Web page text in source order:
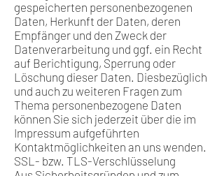
gespeicherten personenbezogenen
Daten, Herkunft der Daten, deren
Empfänger und den Zweck der
Datenverarbeitung und ggf. ein Recht
auf Berichtigung, Sperrung oder
Löschung dieser Daten. Diesbezüglich
und auch zu weiteren Fragen zum
Thema personenbezogene Daten
können Sie sich jederzeit über die im
Impressum aufgeführten
Kontaktmöglichkeiten an uns wenden.
SSL- bzw. TLS-Verschlüsselung